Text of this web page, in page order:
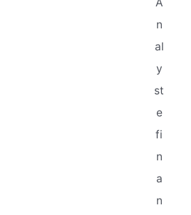
n
al
y
st
e
fi
n
a
n